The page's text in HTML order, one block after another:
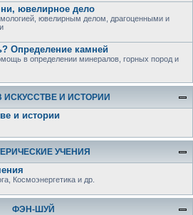
ювелирное дело
ювелирным делом, драгоценными и
Определение камней
в определении минералов, горных пород и
ИСКУССТВЕ И ИСТОРИИ
и истории
УЧЕНИЯ
Космоэнергетика и др.
ФЭН-ШУЙ